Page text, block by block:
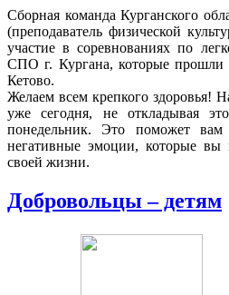
Сборная команда Курганского
(преподаватель физической
участие в соревнованиях по
СПО г. Кургана, которые прошли
Кетово.
Желаем всем крепкого здоровья!
уже сегодня, не откладывая
понедельник. Это поможет
негативные эмоции, которые вы
своей жизни.
Добровольцы – детям